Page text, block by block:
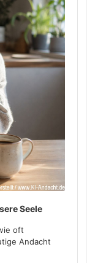
Seele
oft
Andacht